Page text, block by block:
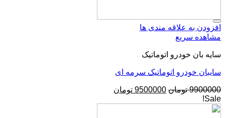
علاقه مندی ها
اتوماتیک
اتوماتیک سرمه ای
تومان 9500000 تومان